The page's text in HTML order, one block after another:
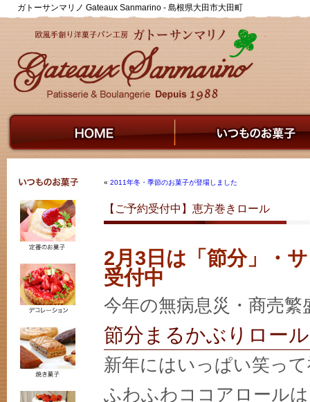
ガトーサンマリノ Gateaux Sanmarino - 島根県大田市大田町
« 2011年冬・季節のお菓子が登場しました
【ご予約受付中】恵方巻きロール
2月3日は「節分」・
受付中
今年の無病息災・商売
節分まるかぶりロー
新年にはいっぱい笑っ
ふわふわココアロール